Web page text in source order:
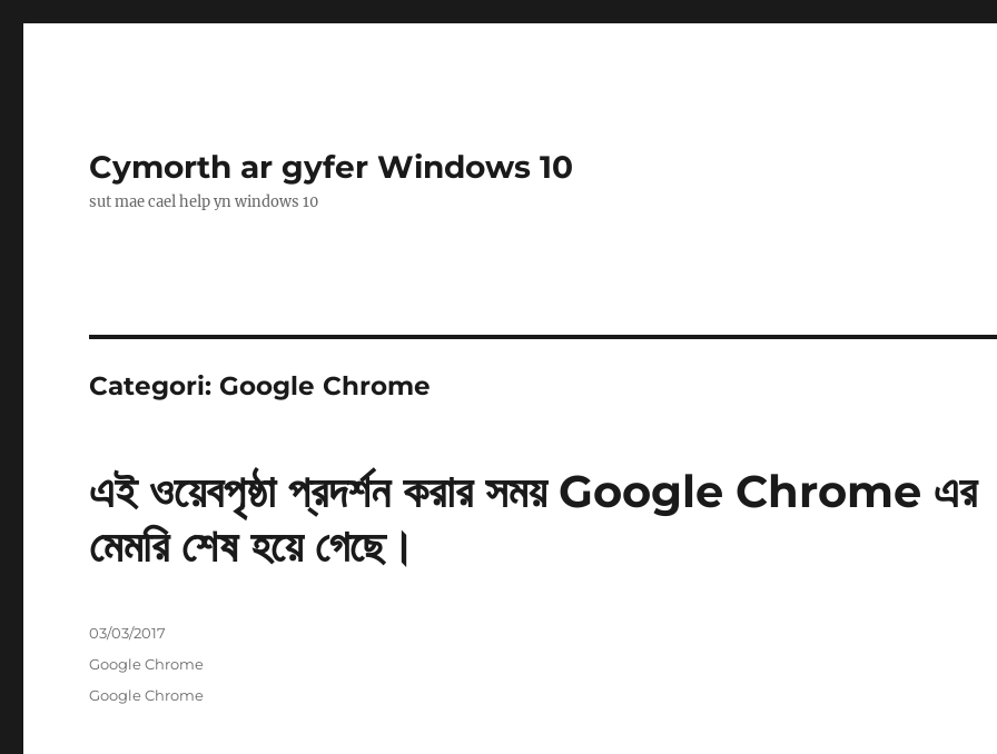
Cymorth ar gyfer Windows 10
sut mae cael help yn windows 10
Categori: Google Chrome
এই ওয়েবপৃষ্ঠা প্রদর্শন করার সময় Google Chrome এর
মেমরি শেষ হয়ে গেছে।
Cofnodwyd
03/03/2017
Categorïau
Google Chrome
Tagiau
Google Chrome